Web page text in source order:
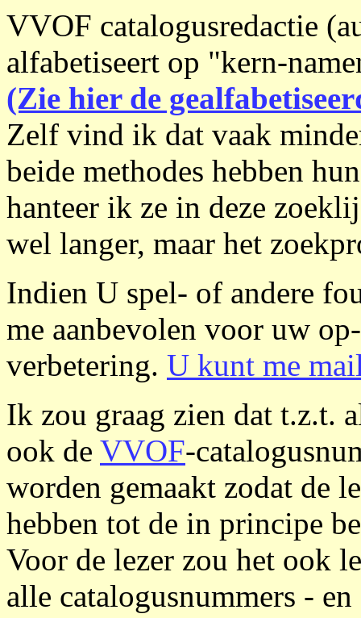
VVOF catalogusredactie
alfabetiseert op "kern-
(Zie hier de
Zelf vind ik dat vaak
beide methodes hebben
hanteer ik ze in deze
wel langer, maar het
Indien U spel- of andere
me aanbevolen voor uw
verbetering. U kunt me
Ik zou graag zien dat t.z.t.
ook de VVOF-
worden gemaakt zodat de
hebben tot de in principe
Voor de lezer zou het ook
alle catalogusnummers -